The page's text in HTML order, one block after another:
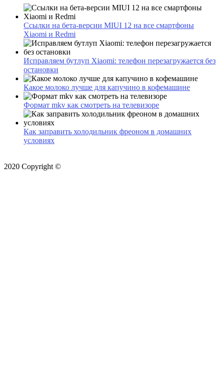
Ссылки на бета-версии MIUI 12 на все смартфоны
Xiaomi и Redmi
Исправляем бутлуп Xiaomi: телефон перезагружается без
остановки
Какое молоко лучше для капучино в кофемашине
Формат mkv как смотреть на телевизоре
Как заправить холодильник фреоном в домашних
условиях
2020 Copyright ©